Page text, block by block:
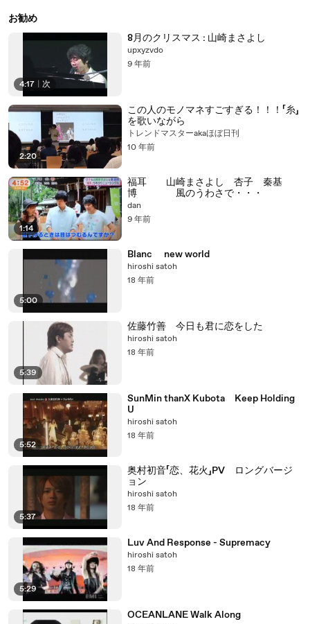
お勧め
4:17 次
8月のクリスマス : 山崎まさよし
upxyzvdo
9 年前
2:20
この人のモノマネすごすぎる！！！「糸」
を歌いながら
トレンドマスターakaほぼ日刊
10 年前
1:14
福耳 山崎まさよし 杏子 秦基
博 風のうわさで・・・
dan
9 年前
5:00
Blanc new world
hiroshi satoh
18 年前
5:39
佐藤竹善 今日も君に恋をした
hiroshi satoh
18 年前
5:52
SunMin thanX Kubota Keep Holding
U
hiroshi satoh
18 年前
5:37
奥村初音「恋、花火」PV ロングバージ
ョン
hiroshi satoh
18 年前
5:29
Luv And Response - Supremacy
hiroshi satoh
18 年前
OCEANLANE Walk Along